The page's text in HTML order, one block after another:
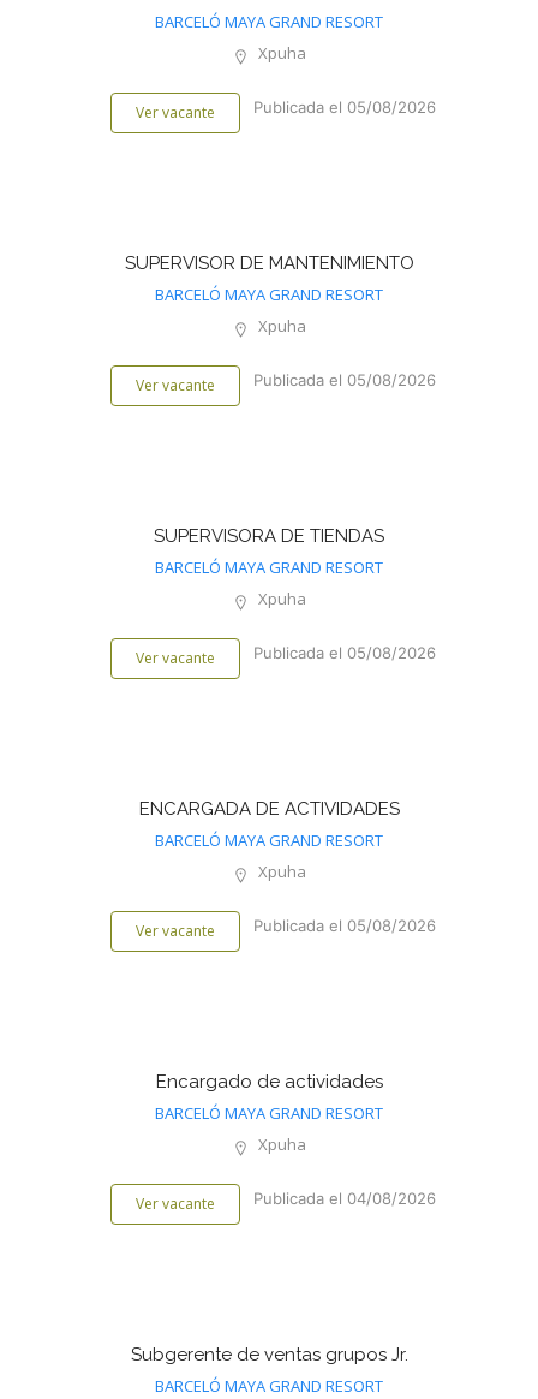
BARCELÓ MAYA GRAND RESORT
Xpuha
Ver vacante Publicada el 05/08/2026
SUPERVISOR DE MANTENIMIENTO
BARCELÓ MAYA GRAND RESORT
Xpuha
Ver vacante Publicada el 05/08/2026
SUPERVISORA DE TIENDAS
BARCELÓ MAYA GRAND RESORT
Xpuha
Ver vacante Publicada el 05/08/2026
ENCARGADA DE ACTIVIDADES
BARCELÓ MAYA GRAND RESORT
Xpuha
Ver vacante Publicada el 05/08/2026
Encargado de actividades
BARCELÓ MAYA GRAND RESORT
Xpuha
Ver vacante Publicada el 04/08/2026
Subgerente de ventas grupos Jr.
BARCELÓ MAYA GRAND RESORT